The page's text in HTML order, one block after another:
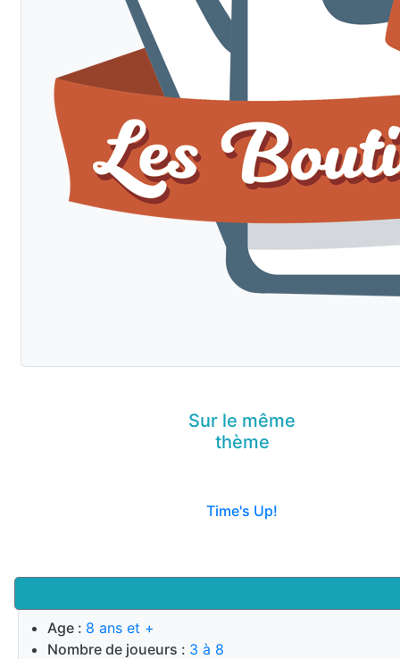
Age : 8 ans et +
Nombre de joueurs : 3 à 8
Sur le même
thème
Time's Up!